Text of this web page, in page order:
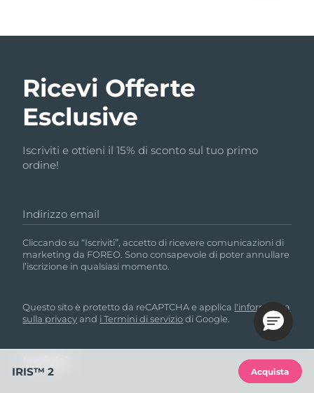
Ricevi Offerte
Esclusive
Iscriviti e ottieni il 15% di sconto sul tuo primo
ordine!
Indirizzo email
Cliccando su “Iscriviti”, accetto di ricevere comunicazioni di
marketing da FOREO. Sono consapevole di poter annullare
l’iscrizione in qualsiasi momento.
Questo sito è protetto da reCAPTCHA e applica l'informativa
sulla privacyand i Termini di serviziodi Google.
IRIS™ 2 Acquista